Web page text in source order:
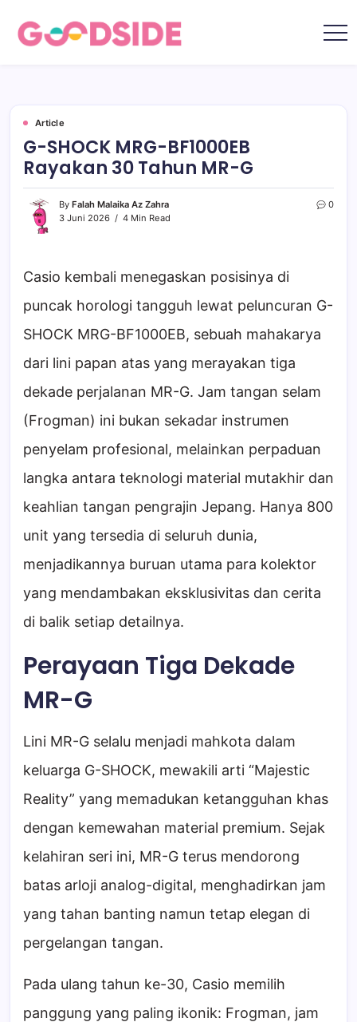
Gen
Indonesia
tentang
film,
teknologi,
gadget,
musik,
Article
G-SHOCK MRG-BF1000EB
Rayakan 30 Tahun MR-G
By Falah Malaika Az Zahra
3 Juni 2026
4 Min Read
0
Casio kembali menegaskan posisinya di
puncak horologi tangguh lewat peluncuran G-
SHOCK MRG-BF1000EB, sebuah mahakarya
dari lini papan atas yang merayakan tiga
dekade perjalanan MR-G. Jam tangan selam
(Frogman) ini bukan sekadar instrumen
penyelam profesional, melainkan perpaduan
langka antara teknologi material mutakhir dan
keahlian tangan pengrajin Jepang. Hanya 800
unit yang tersedia di seluruh dunia,
menjadikannya buruan utama para kolektor
yang mendambakan eksklusivitas dan cerita
di balik setiap detailnya.
Perayaan Tiga Dekade
MR-G
Lini MR-G selalu menjadi mahkota dalam
keluarga G-SHOCK, mewakili arti “Majestic
Reality” yang memadukan ketangguhan khas
dengan kemewahan material premium. Sejak
kelahiran seri ini, MR-G terus mendorong
batas arloji analog-digital, menghadirkan jam
yang tahan banting namun tetap elegan di
pergelangan tangan.
Pada ulang tahun ke-30, Casio memilih
panggung yang paling ikonik: Frogman, jam